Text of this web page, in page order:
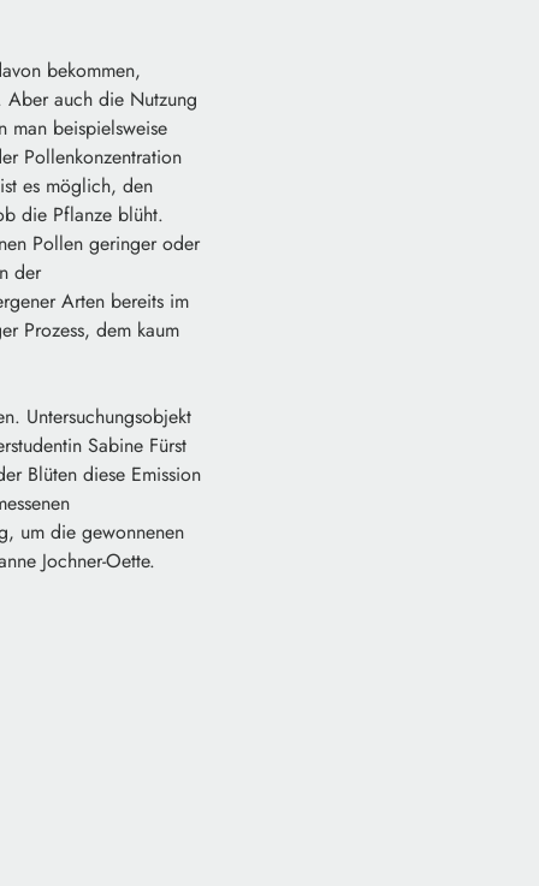
bekommen,
Aber auch die Nutzung
beispielsweise
Pollenkonzentration
es möglich, den
die Pflanze blüht.
Pollen geringer oder
der
Arten bereits im
Prozess, dem kaum
Untersuchungsobjekt
Sabine Fürst
Blüten diese Emission
um die gewonnenen
Jochner-Oette.